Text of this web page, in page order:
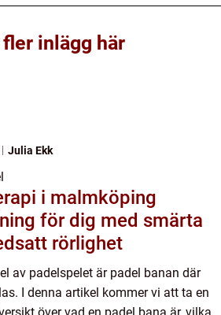
fler inlägg här
Julia Ekk
i malmköping
för dig med smärta
rörlighet
av padelspelet är padel banan där
I denna artikel kommer vi att ta en